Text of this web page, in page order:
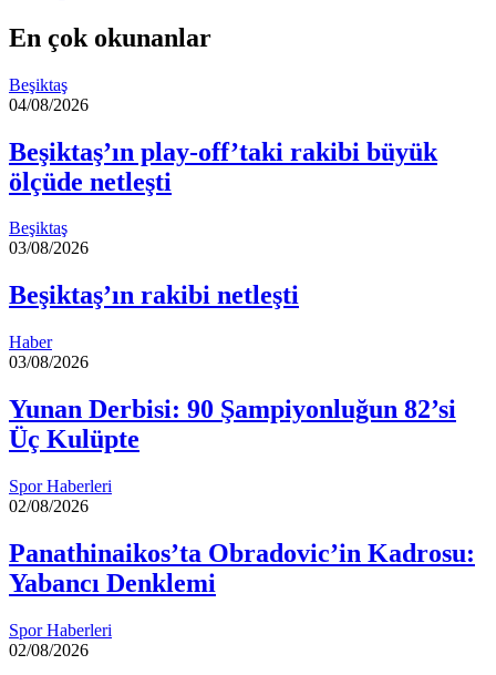
En çok okunanlar
Beşiktaş
04/08/2026
Beşiktaş’ın play-off’taki rakibi büyük
ölçüde netleşti
Beşiktaş
03/08/2026
Beşiktaş’ın rakibi netleşti
Haber
03/08/2026
Yunan Derbisi: 90 Şampiyonluğun 82’si
Üç Kulüpte
Spor Haberleri
02/08/2026
Panathinaikos’ta Obradovic’in Kadrosu:
Yabancı Denklemi
Spor Haberleri
02/08/2026